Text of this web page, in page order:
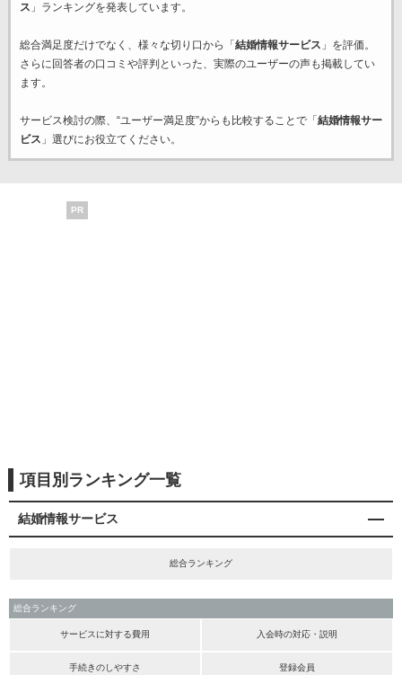
ス 」ランキングを発表しています。
総合満足度だけでなく、様々な切り口から「 結婚情報サービス 」を評価。
さらに回答者の口コミや評判といった、実際のユーザーの声も掲載してい
ます。
サービス検討の際、“ユーザー満足度”からも比較することで「 結婚情報サー
ビス 」選びにお役立てください。
PR
項目別ランキング一覧
結婚情報サービス
総合ランキング
総合ランキング
サービスに対する費用 入会時の対応・説明
手続きのしやすさ 登録会員